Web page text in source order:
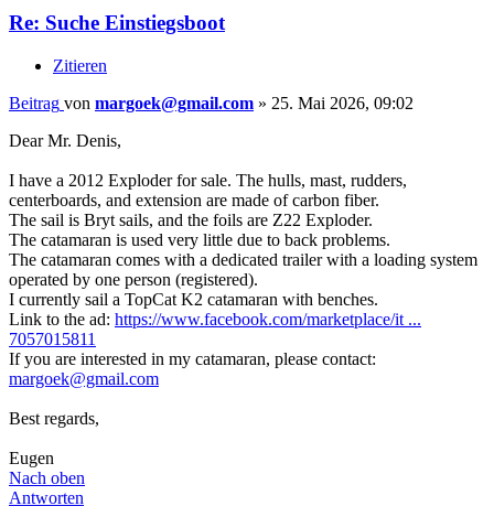
Re: Suche Einstiegsboot
Zitieren
Beitrag von margoek@gmail.com » 25. Mai 2026, 09:02
Dear Mr. Denis,
I have a 2012 Exploder for sale. The hulls, mast, rudders,
centerboards, and extension are made of carbon fiber.
The sail is Bryt sails, and the foils are Z22 Exploder.
The catamaran is used very little due to back problems.
The catamaran comes with a dedicated trailer with a loading system
operated by one person (registered).
I currently sail a TopCat K2 catamaran with benches.
Link to the ad: https://www.facebook.com/marketplace/it ...
7057015811
If you are interested in my catamaran, please contact:
margoek@gmail.com
Best regards,
Eugen
Nach oben
Antworten